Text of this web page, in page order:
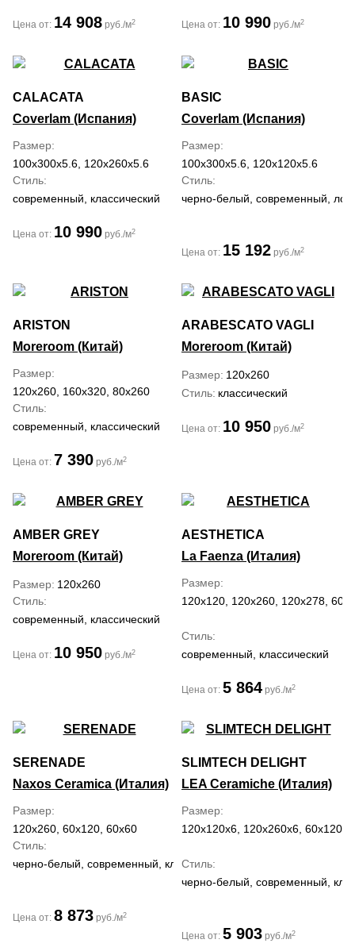
Цена от: 14 908 руб./м2 Цена от: 10 990 руб./м2
CALACATA
Coverlam (Испания)
Размер
100x300x5.6, 120x260x5.6
Стиль
современный, классический
Цена от: 10 990 руб./м2
BASIC
Coverlam (Испания)
Размер
100x300x5.6, 120x120x5.6
Стиль
черно-белый, современный,
Цена от: 15 192 руб./м2
ARISTON
Moreroom (Китай)
Размер
120x260, 160x320, 80x260
Стиль
современный, классический
Цена от: 7 390 руб./м2
ARABESCATO VAGLI
Moreroom (Китай)
Размер 120x260
Стиль классический
Цена от: 10 950 руб./м2
AMBER GREY
Moreroom (Китай)
Размер 120x260
Стиль
современный, классический
Цена от: 10 950 руб./м2
AESTHETICA
La Faenza (Италия)
Размер
120x120, 120x260, 120x278,
Стиль
современный, классический
Цена от: 5 864 руб./м2
SERENADE
Naxos Ceramica (Италия)
Размер
120x260, 60x120, 60x60
Стиль
черно-белый, современный, классический,
Цена от: 8 873 руб./м2
SLIMTECH DELIGHT
LEA Ceramiche (Италия)
Размер
120x120x6, 120x260x6, 60x120x6
Стиль
черно-белый, современный,
Цена от: 5 903 руб./м2